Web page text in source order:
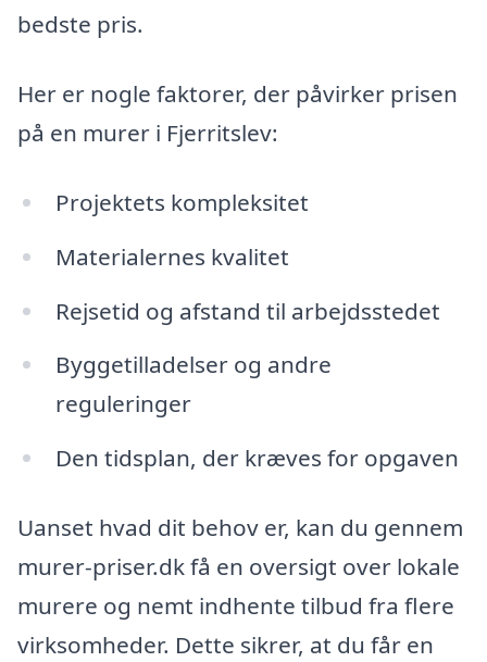
bedste pris.
Her er nogle faktorer, der påvirker prisen
på en murer i Fjerritslev:
Projektets kompleksitet
Materialernes kvalitet
Rejsetid og afstand til arbejdsstedet
Byggetilladelser og andre
reguleringer
Den tidsplan, der kræves for opgaven
Uanset hvad dit behov er, kan du gennem
murer-priser.dk få en oversigt over lokale
murere og nemt indhente tilbud fra flere
virksomheder. Dette sikrer, at du får en